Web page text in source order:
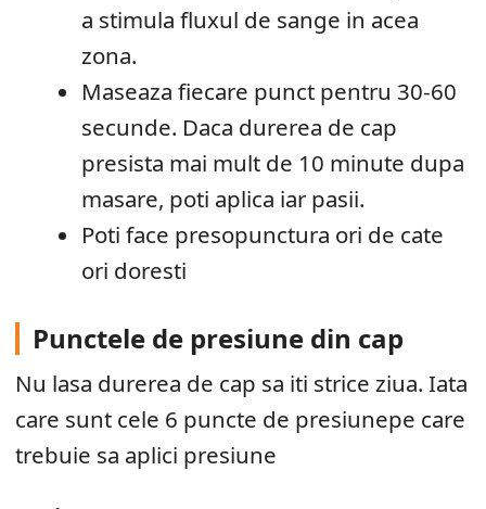
a stimula fluxul de sange in acea
zona.
Maseaza fiecare punct pentru 30-60
secunde. Daca durerea de cap
presista mai mult de 10 minute dupa
masare, poti aplica iar pasii.
Poti face presopunctura ori de cate
ori doresti
Punctele de presiune din cap
Nu lasa durerea de cap sa iti strice ziua. Iata
care sunt cele 6 puncte de presiunepe care
trebuie sa aplici presiune